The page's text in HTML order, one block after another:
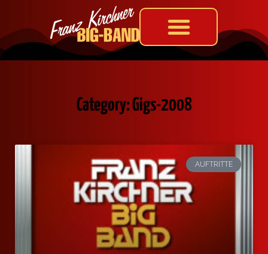
Category: Gigs-2008
AUFTRITTE